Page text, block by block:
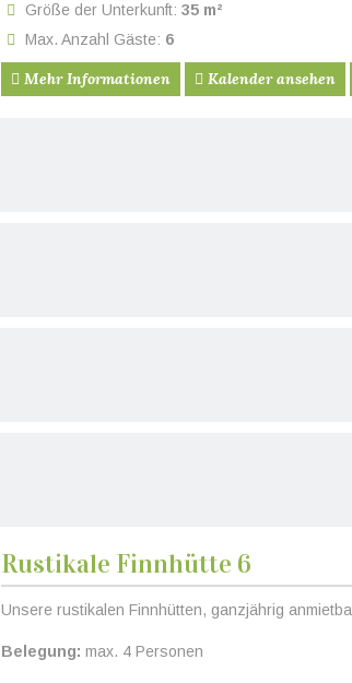
Größe der Unterkunft: 35 m²
Max. Anzahl Gäste: 6
Mehr Informationen Kalender ansehen
Rustikale Finnhütte 6
Unsere rustikalen Finnhütten, ganzjährig
Belegung: max. 4 Personen